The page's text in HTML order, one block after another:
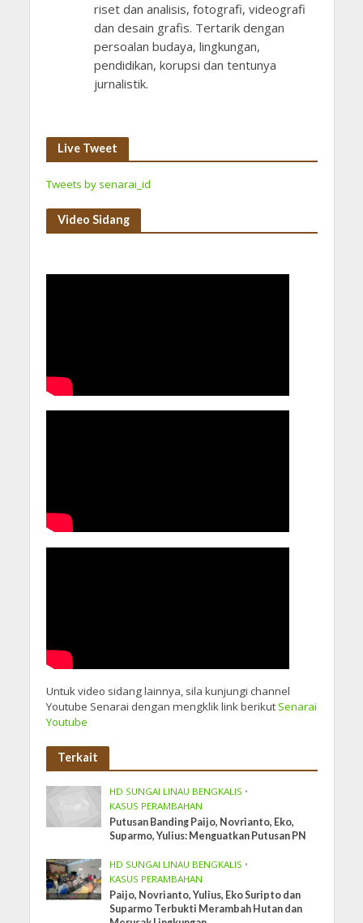
riset dan analisis, fotografi, videografi
dan desain grafis. Tertarik dengan
persoalan budaya, lingkungan,
pendidikan, korupsi dan tentunya
jurnalistik.
Live Tweet
Tweets by senarai_id
Video Sidang
Untuk video sidang lainnya, sila kunjungi channel
Youtube Senarai dengan mengklik link berikutSenarai
Youtube
Terkait
HD SUNGAI LINAU BENGKALIS •
KASUS PERAMBAHAN
Putusan Banding Paijo, Novrianto, Eko,
Suparmo, Yulius: Menguatkan Putusan PN
HD SUNGAI LINAU BENGKALIS •
KASUS PERAMBAHAN
Paijo, Novrianto, Yulius, Eko Suripto dan
Suparmo Terbukti Merambah Hutan dan